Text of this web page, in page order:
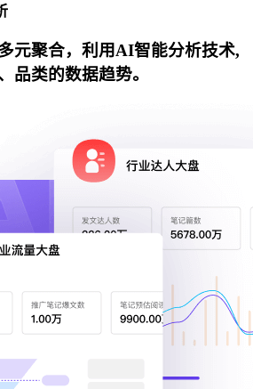
元聚合，利用AI智能分析技术,
品类的数据趋势。